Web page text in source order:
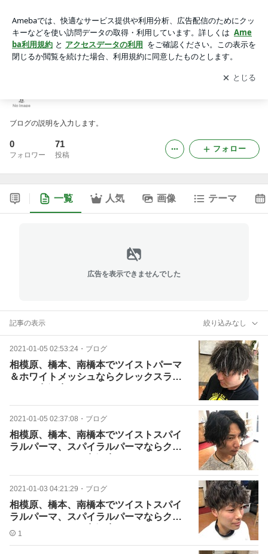
アプリをダウンロードして ブログの更新通知
を受け取りまし
ょう。
開く
ブログの説明を入力します。
0
フォロワー
71
投稿
フォロー
一覧 人気 画像 テーマ
広告を表示できませんでした
記事の表示 絞り込みなし
2021-01-05 02:53:24 ・ ブログ
相模原、橋本、南橋本でツイストパーマ
＆ホワイトメッシュならクレックスライ
2021-01-05 02:37:08 ・ ブログ
相模原、橋本、南橋本でツイストスパイ
ラルパーマ、スパイラルパーマならクレ
2021-01-03 04:21:29 ・ ブログ
相模原、橋本、南橋本でツイストスパイ
ラルパーマ、スパイラルパーマならクレ
ックスライオン下九沢店へ
1